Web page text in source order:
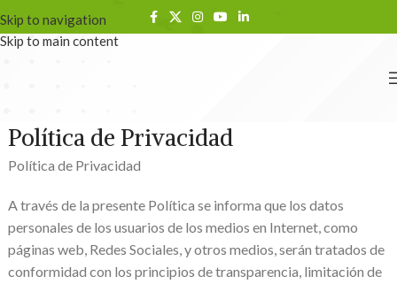
Skip to navigation
Skip to main content
Política de Privacidad
Política de Privacidad
A través de la presente Política se informa que los datos
personales de los usuarios de los medios en Internet, como
páginas web, Redes Sociales, y otros medios, serán tratados de
conformidad con los principios de transparencia, limitación de